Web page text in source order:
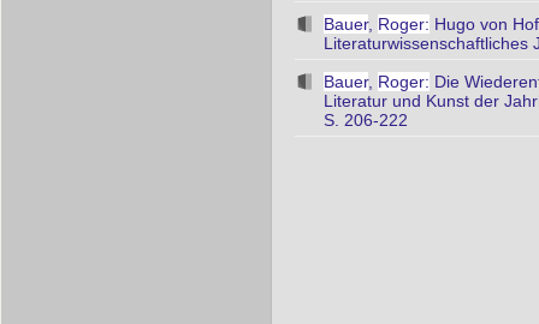
Bauer, Roger: Hugo von
Literaturwissenschaftliches
Bauer, Roger: Die
Literatur und Kunst der
S. 206-222